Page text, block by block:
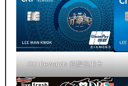
Citi Rewards 銀聯信用卡